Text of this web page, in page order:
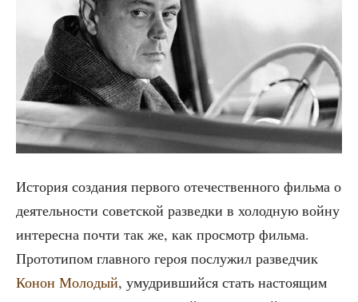
Исто­рия созда­ния пер­во­го оте­че­ствен­но­го филь­ма о
дея­тель­но­сти совет­ской раз­вед­ки в холод­ную вой­ну
инте­рес­на почти так же, как про­смотр филь­ма.
Про­то­ти­пом глав­но­го героя послу­жил раз­вед­чик
Конон Моло­дый, умуд­рив­ший­ся стать насто­я­щим